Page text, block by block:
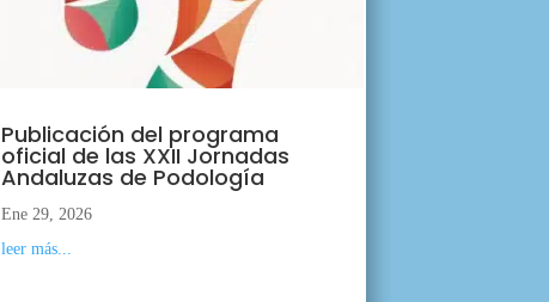
Publicación del programa
oficial de las XXII Jornadas
Andaluzas de Podología
Ene 29, 2026
leer más...